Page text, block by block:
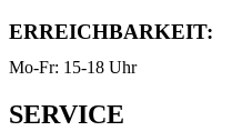
ERREICHBARKEIT:
Mo-Fr: 15-18 Uhr
SERVICE